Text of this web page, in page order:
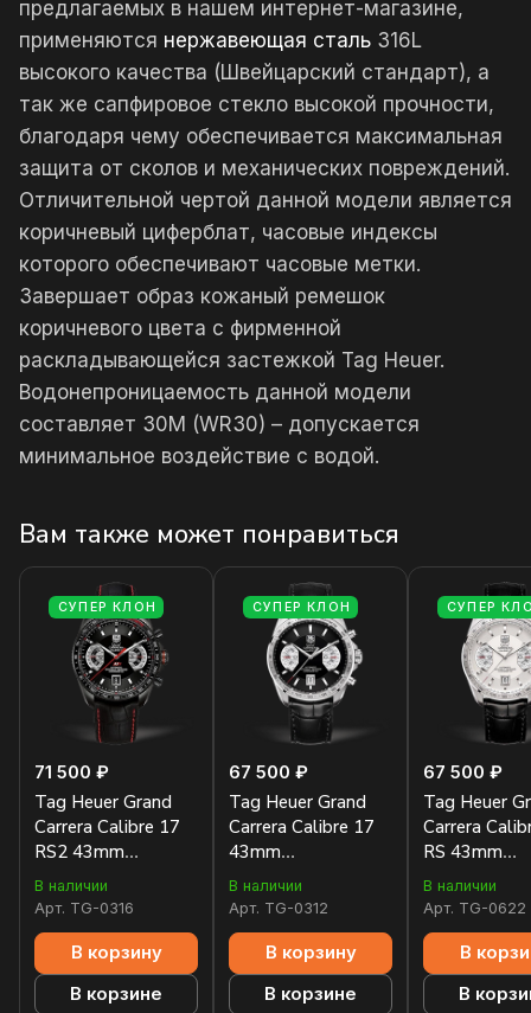
предлагаемых в нашем интернет-магазине,
применяются нержавеющая сталь 316L
высокого качества (Швейцарский стандарт), а
так же сапфировое стекло высокой прочности,
благодаря чему обеспечивается максимальная
защита от сколов и механических повреждений.
Отличительной чертой данной модели является
коричневый циферблат, часовые индексы
которого обеспечивают часовые метки.
Завершает образ кожаный ремешок
коричневого цвета с фирменной
раскладывающейся застежкой Tag Heuer.
Водонепроницаемость данной модели
составляет 30М (WR30) – допускается
минимальное воздействие с водой.
Вам также может понравиться
СУПЕР КЛОН
71 500 ₽
Tag Heuer Grand
Carrera Calibre 17
RS2 43mm
CAV518K.FC6268
В наличии
Арт. TG-0316
В корзину
В корзине
СУПЕР КЛОН
67 500 ₽
Tag Heuer Grand
Carrera Calibre 17
43mm
CAV511A.FT6019
В наличии
Арт. TG-0312
В корзину
В корзине
СУПЕР
67 500 ₽
Tag Heuer
Carrera
RS 43mm
В наличии
Арт. TG-0622
В
В